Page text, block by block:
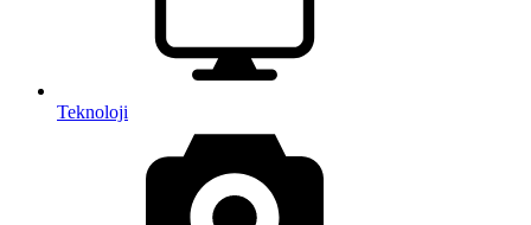
Teknoloji